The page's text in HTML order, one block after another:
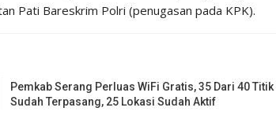
Pati Bareskrim Polri (penugasan pada KPK).
Pemkab Serang Perluas WiFi Gratis, 35 Dari 40 Titik
Sudah Terpasang, 25 Lokasi Sudah Aktif